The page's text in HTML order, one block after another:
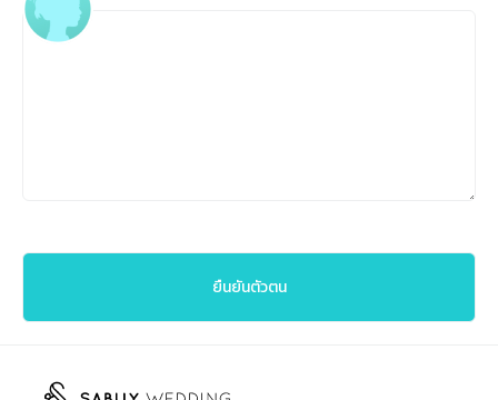
ยืนยันตัวตน